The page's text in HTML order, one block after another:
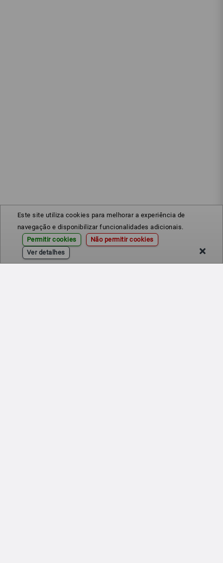
Este site utiliza cookies para melhorar a experiência de
navegação e disponibilizar funcionalidades adicionais.
Permitir cookies
Não permitir cookies
Ver detalhes